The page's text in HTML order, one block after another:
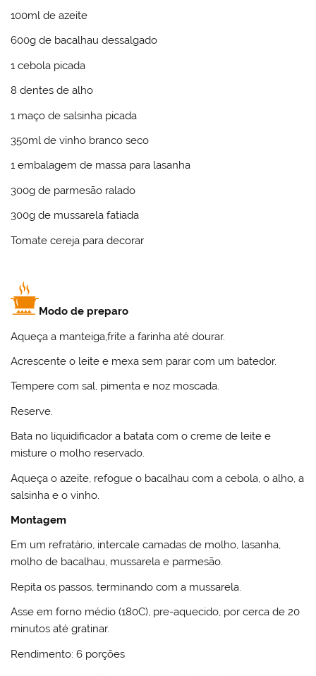
100ml de azeite
600g de bacalhau dessalgado
1 cebola picada
8 dentes de alho
1 maço de salsinha picada
350ml de vinho branco seco
1 embalagem de massa para lasanha
300g de parmesão ralado
300g de mussarela fatiada
Tomate cereja para decorar
Modo de preparo
Aqueça a manteiga,frite a farinha até dourar.
Acrescente o leite e mexa sem parar com um batedor.
Tempere com sal, pimenta e noz moscada.
Reserve.
Bata no liquidificador a batata com o creme de leite e
misture o molho reservado.
Aqueça o azeite, refogue o bacalhau com a cebola, o alho, a
salsinha e o vinho.
Montagem
Em um refratário, intercale camadas de molho, lasanha,
molho de bacalhau, mussarela e parmesão.
Repita os passos, terminando com a mussarela.
Asse em forno médio (180C), pre-aquecido, por cerca de 20
minutos até gratinar.
Rendimento: 6 porções